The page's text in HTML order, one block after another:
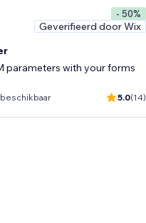
- 50%
Geverifieerd door Wix
parameters with your forms
5.0(14)